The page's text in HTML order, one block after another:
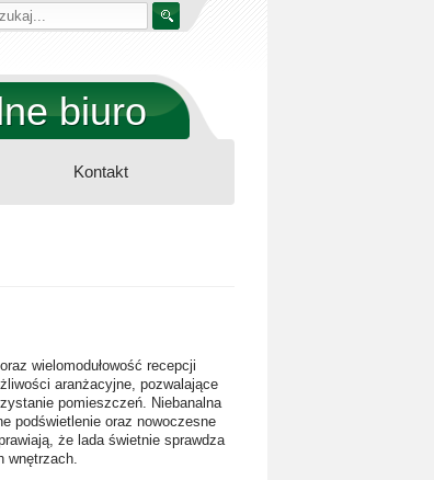
biuro
Kontakt
wielomodułowość recepcji
aranżacyjne, pozwalające
pomieszczeń. Niebanalna
podświetlenie oraz nowoczesne
że lada świetnie sprawdza
wnętrzach.